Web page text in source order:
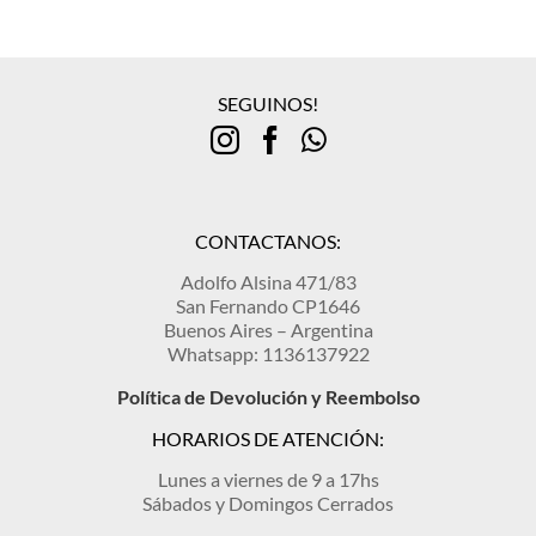
SEGUINOS!
CONTACTANOS:
Adolfo Alsina 471/83
San Fernando CP1646
Buenos Aires – Argentina
Whatsapp: 1136137922
Política de Devolución y Reembolso
HORARIOS DE ATENCIÓN:
Lunes a viernes de 9 a 17hs
Sábados y Domingos Cerrados